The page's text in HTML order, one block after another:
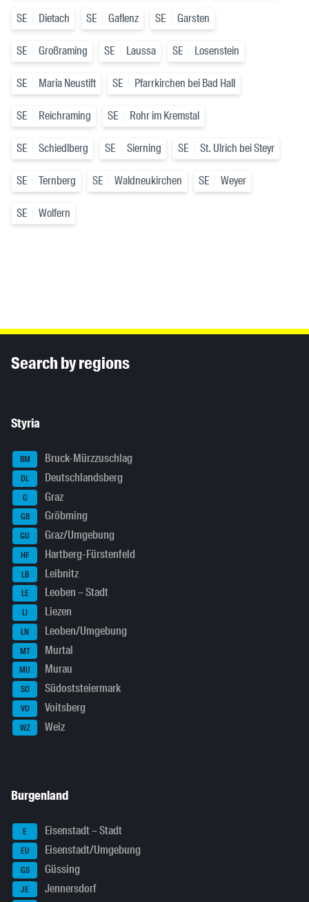
SE Dietach SE Gaflenz SE Garsten
SE Großraming SE Laussa SE Losenstein
SE Maria Neustift SE Pfarrkirchen bei Bad Hall
SE Reichraming SE Rohr im Kremstal
SE Schiedlberg SE Sierning SE St. Ulrich bei Steyr
SE Ternberg SE Waldneukirchen SE Weyer
SE Wolfern
Search by regions
Styria
BM Bruck-Mürzzuschlag
DL Deutschlandsberg
G Graz
GB Gröbming
GU Graz/Umgebung
HF Hartberg-Fürstenfeld
LB Leibnitz
LE Leoben – Stadt
LI Liezen
LN Leoben/Umgebung
MT Murtal
MU Murau
SO Südoststeiermark
VO Voitsberg
WZ Weiz
Burgenland
E Eisenstadt – Stadt
EU Eisenstadt/Umgebung
GS Güssing
JE
Jennersdorf